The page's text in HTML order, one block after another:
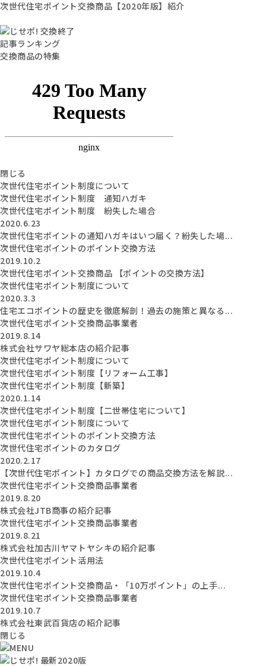
次世代住宅ポイント交換商品【2020年版】紹介
記事ランキング
交換商品の特集
閉じる
次世代住宅ポイント制度について
次世代住宅ポイント制度 通知ハガキ
次世代住宅ポイント制度 紛失した場合
2020.6.23
次世代住宅ポイントの通知ハガキはいつ届く？紛失した場...
次世代住宅ポイントのポイント交換方法
2019.10.2
次世代住宅ポイント交換商品 【ポイントの交換方法】
次世代住宅ポイント制度について
2020.3.3
住宅エコポイントの歴史を徹底解剖！過去の施策と異なる...
次世代住宅ポイント交換商品事業者
2019.8.14
株式会社サワヤ総本店の紹介記事
次世代住宅ポイント制度について
次世代住宅ポイント制度【リフォーム工事】
次世代住宅ポイント制度【新築】
2020.1.14
次世代住宅ポイント制度【二世帯住宅について】
次世代住宅ポイント制度について
次世代住宅ポイントのポイント交換方法
次世代住宅ポイントのカタログ
2020.2.17
【次世代住宅ポイント】カタログでの商品交換方法を解説...
次世代住宅ポイント交換商品事業者
2019.8.20
株式会社JTB商事の紹介記事
次世代住宅ポイント交換商品事業者
2019.8.21
株式会社加古川ヤマトヤシキの紹介記事
次世代住宅ポイント活用法
2019.10.4
次世代住宅ポイント交換商品・「10万ポイント」の上手...
次世代住宅ポイント交換商品事業者
2019.10.7
株式会社東武百貨店の紹介記事
閉じる